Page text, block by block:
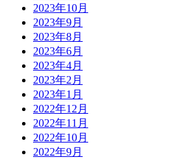
2023年10月
2023年9月
2023年8月
2023年6月
2023年4月
2023年2月
2023年1月
2022年12月
2022年11月
2022年10月
2022年9月